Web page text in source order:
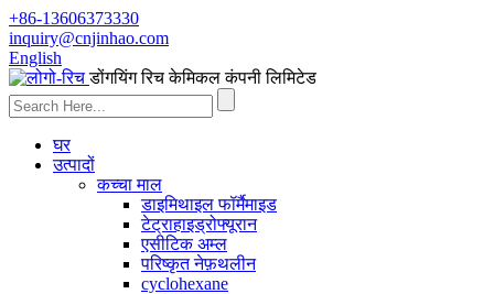
+86-13606373330
inquiry@cnjinhao.com
English
डोंगयिंग रिच केमिकल कंपनी लिमिटेड
घर
उत्पादों
कच्चा माल
डाइमिथाइल फॉर्मैमाइड
टेट्राहाइड्रोफ्यूरान
एसीटिक अम्ल
परिष्कृत नेफ़थलीन
cyclohexane